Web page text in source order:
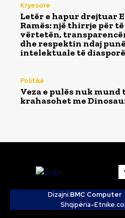
Kryesore
Letër e hapur drejtuar
Ramës: një thirrje për të
vërtetën,
dhe respektin ndaj
intelektuale të
Politikë
Veza e pulës nuk mund
krahasohet me
Dizajni:BMC Computer
Shqipëria-